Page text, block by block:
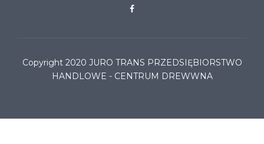
Copyright 2020 JURO TRANS PRZEDSIĘBIORSTWO
HANDLOWE - CENTRUM DREWWNA